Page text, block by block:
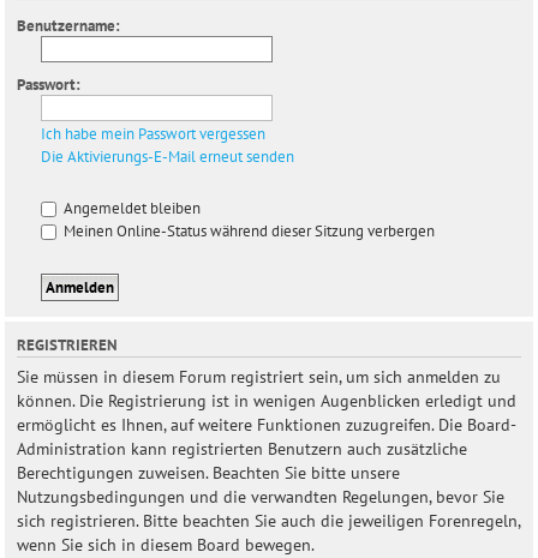
Benutzername:
Passwort:
Ich habe mein Passwort vergessen
Die Aktivierungs-E-Mail erneut senden
Angemeldet bleiben
Meinen Online-Status während dieser Sitzung verbergen
REGISTRIEREN
Sie müssen in diesem Forum registriert sein, um sich anmelden zu
können. Die Registrierung ist in wenigen Augenblicken erledigt und
ermöglicht es Ihnen, auf weitere Funktionen zuzugreifen. Die Board-
Administration kann registrierten Benutzern auch zusätzliche
Berechtigungen zuweisen. Beachten Sie bitte unsere
Nutzungsbedingungen und die verwandten Regelungen, bevor Sie
sich registrieren. Bitte beachten Sie auch die jeweiligen Forenregeln,
wenn Sie sich in diesem Board bewegen.